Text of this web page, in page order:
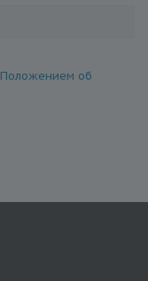
Положением об